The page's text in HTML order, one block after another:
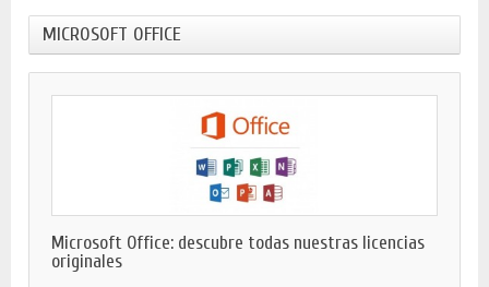
MICROSOFT OFFICE
Microsoft Office: descubre todas nuestras licencias
originales